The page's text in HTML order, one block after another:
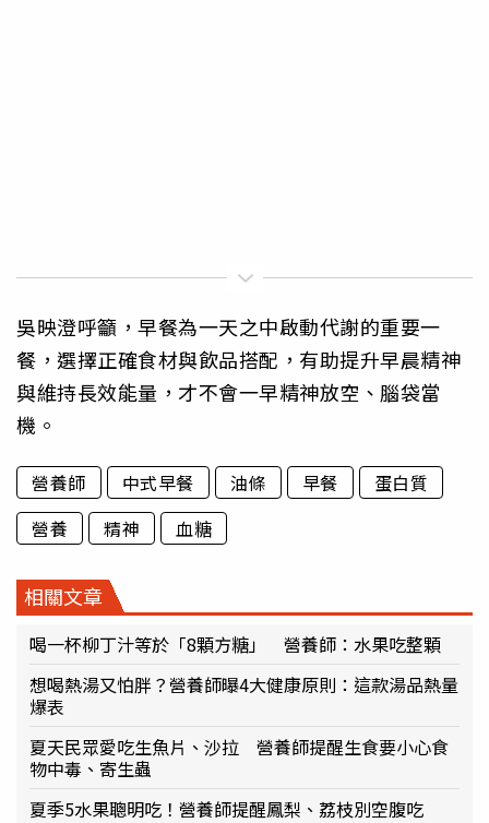
吳映澄呼籲，早餐為一天之中啟動代謝的重要一
餐，選擇正確食材與飲品搭配，有助提升早晨精神
與維持長效能量，才不會一早精神放空、腦袋當
機。
營養師 中式早餐 油條 早餐
蛋白質
營養
精神 血糖
相關文章
喝一杯柳丁汁等於「8顆方糖」 營養師：水果吃整顆
想喝熱湯又怕胖？營養師曝4大健康原則：這款湯品熱量
爆表
夏天民眾愛吃生魚片、沙拉 營養師提醒生食要小心食
物中毒、寄生蟲
夏季5水果聰明吃！營養師提醒鳳梨、荔枝別空腹吃